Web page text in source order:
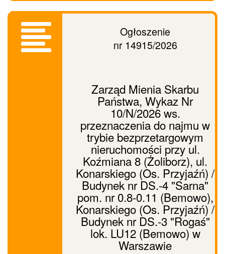
Ogłoszenie
nr 14915/2026
Zarząd Mienia Skarbu
Państwa, Wykaz Nr
10/N/2026 ws.
przeznaczenia do najmu w
trybie bezprzetargowym
nieruchomości przy ul.
Koźmiana 8 (Żoliborz), ul.
Konarskiego (Os. Przyjaźń) /
Budynek nr DS.-4 "Sarna"
pom. nr 0.8-0.11 (Bemowo),
Konarskiego (Os. Przyjaźń) /
Budynek nr DS.-3 "Rogaś"
lok. LU12 (Bemowo) w
Warszawie